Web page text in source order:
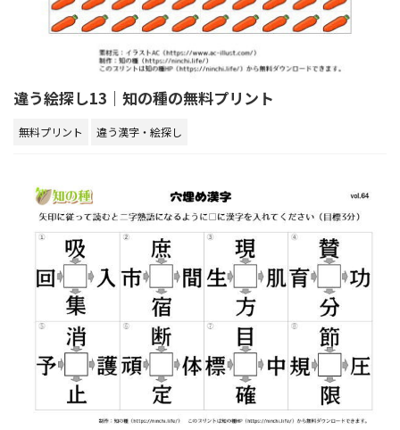
違う絵探し13｜知の種の無料プリント
無料プリント 違う漢字・絵探し